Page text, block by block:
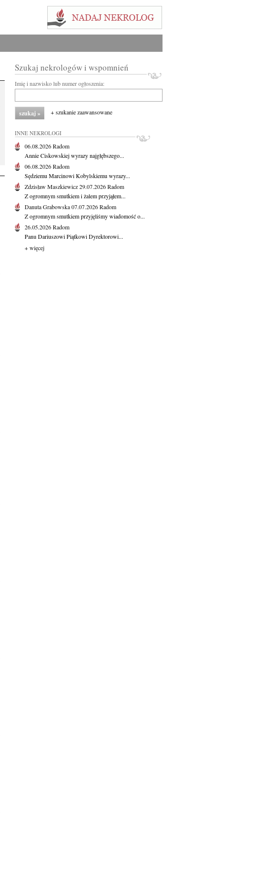
Szukaj nekrologów i wspomnień
Imię i nazwisko lub numer ogłoszenia:
+ szukanie zaawansowane
INNE NEKROLOGI
06.08.2026Radom
Annie Ciskowskiej wyrazy najgłębszego...
06.08.2026Radom
Sędziemu Marcinowi Kobylskiemu wyrazy...
Zdzisław Maszkiewicz29.07.2026Radom
Z ogromnym smutkiem i żalem przyjąłem...
Danuta Grabowska07.07.2026Radom
Z ogromnym smutkiem przyjęliśmy wiadomość o...
26.05.2026Radom
Panu Dariuszowi Piątkowi Dyrektorowi...
+ więcej